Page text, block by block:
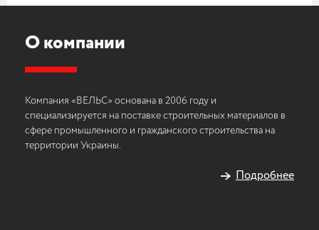
О компании
Компания «ВЕЛЬС» основана в 2006 году и
специализируется на поставке строительных материалов в
сфере промышленного и гражданского строительства на
территории Украины.
Подробнее